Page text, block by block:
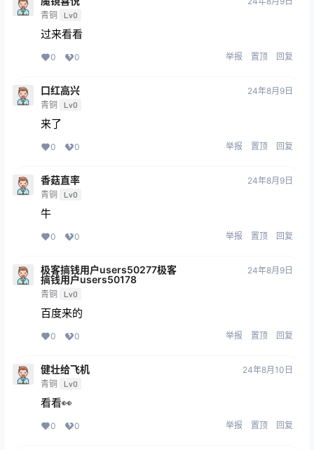
青铜 Lv0
过来看看
0 0 举报 置顶 回复
口红高兴
青铜 Lv0
24年8月9日
来了
0 0 举报 置顶 回复
香菇直率
青铜 Lv0
24年8月9日
牛
0 0 举报 置顶 回复
极客搞钱用户users50277极客
搞钱用户users50178
青铜 Lv0
24年8月9日
百度来的
0 0 举报 置顶 回复
健壮给飞机
青铜 Lv0
24年8月10日
看看👀
0 0 举报 置顶 回复